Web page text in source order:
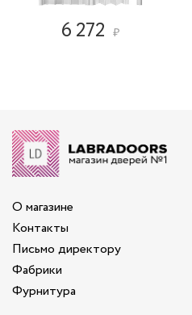
6 272 ₽
О магазине
Контакты
Письмо директору
Фабрики
Фурнитура